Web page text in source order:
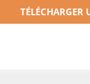
TÉLÉCHARGER